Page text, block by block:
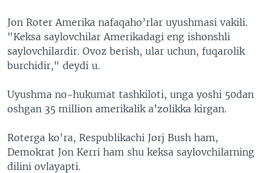
MOBIL-SALOM!
VIDEO
XABARLAR SURATLARDA
INSTAGRAM
ODNOKLASSNIKI
TELEGRAM
TWITTER
SOUNDCLOUD
Learning English
VOA
Jon Roter Amerika nafaqaho’rlar uyushmasi vakili.
"Keksa saylovchilar Amerikadagi eng ishonshli
saylovchilardir. Ovoz berish, ular uchun, fuqarolik
burchidir," deydi u.
Uyushma no-hukumat tashkiloti, unga yoshi 50dan
oshgan 35 million amerikalik a’zolikka kirgan.
Roterga ko'ra, Respublikachi Jorj Bush ham,
Demokrat Jon Kerri ham shu keksa saylovchilarning
dilini ovlayapti.